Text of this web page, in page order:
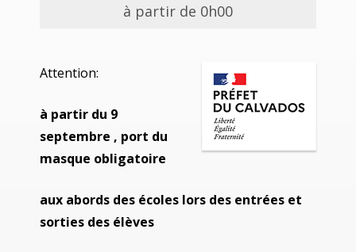
à partir de 0h00
Attention:
à partir du 9
septembre , port du
masque obligatoire
aux abords des écoles lors des entrées et
sorties des élèves